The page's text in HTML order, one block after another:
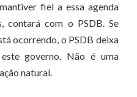
fiel a essa agenda
contará com o PSDB. Se
ocorrendo, o PSDB deixa
governo. Não é uma
natural.